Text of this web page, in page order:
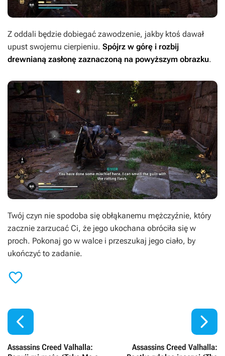
Z oddali będzie dobiegać zawodzenie, jakby ktoś dawał
upust swojemu cierpieniu. Spójrz w górę i rozbij
drewnianą zasłonę zaznaczoną na powyższym obrazku.
Twój czyn nie spodoba się obłąkanemu mężczyźnie, który
zacznie zarzucać Ci, że jego ukochana obróciła się w
proch. Pokonaj go w walce i przeszukaj jego ciało, by
ukończyć to zadanie.


Assassins Creed Valhalla:
Assassins Creed Valhalla:
